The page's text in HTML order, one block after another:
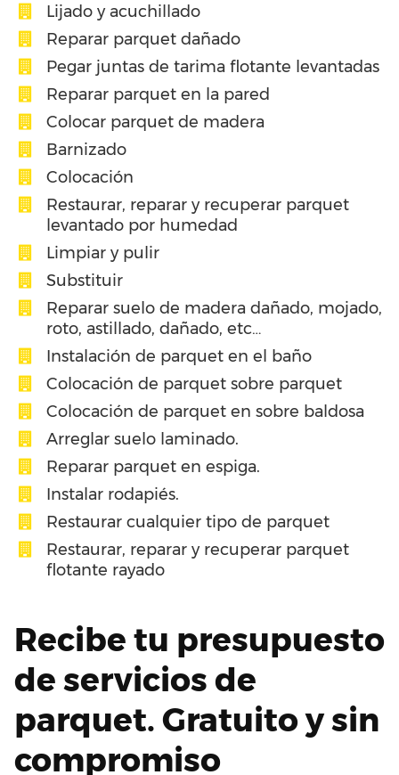
Lijado y acuchillado
Reparar parquet dañado
Pegar juntas de tarima flotante levantadas
Reparar parquet en la pared
Colocar parquet de madera
Barnizado
Colocación
Restaurar, reparar y recuperar parquet
levantado por humedad
Limpiar y pulir
Substituir
Reparar suelo de madera dañado, mojado,
roto, astillado, dañado, etc…
Instalación de parquet en el baño
Colocación de parquet sobre parquet
Colocación de parquet en sobre baldosa
Arreglar suelo laminado.
Reparar parquet en espiga.
Instalar rodapiés.
Restaurar cualquier tipo de parquet
Restaurar, reparar y recuperar parquet
flotante rayado
Recibe tu presupuesto
de servicios de
parquet. Gratuito y sin
compromiso